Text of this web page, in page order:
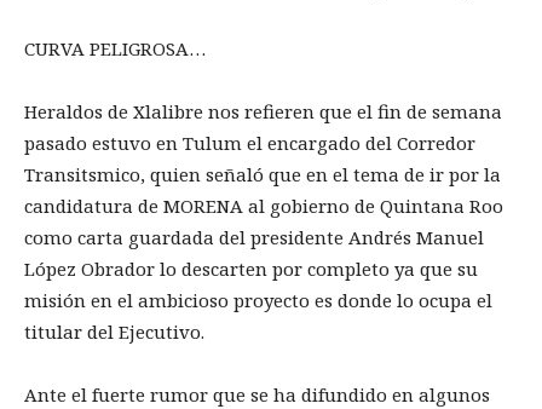
CURVA PELIGROSA…
Heraldos de Xlalibre nos refieren que el fin de semana
pasado estuvo en Tulum el encargado del Corredor
Transitsmico, quien señaló que en el tema de ir por la
candidatura de MORENA al gobierno de Quintana Roo
como carta guardada del presidente Andrés Manuel
López Obrador lo descarten por completo ya que su
misión en el ambicioso proyecto es donde lo ocupa el
titular del Ejecutivo.
Ante el fuerte rumor que se ha difundido en algunos